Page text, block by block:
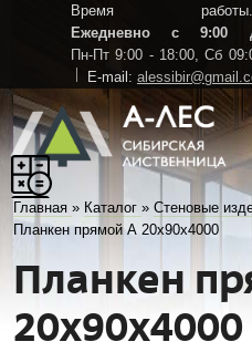
Время
Ежедневно с 9:00
Пн-Пт 9:00 - 18:00, Сб
E-mail:
Главная » Каталог »Стеновые
Планкен прямой А 20х90х4000
Планкен
20х90х4000